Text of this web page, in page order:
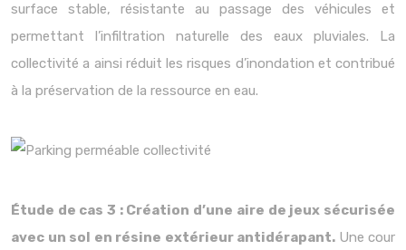
surface stable, résistante au passage des véhicules et
permettant l’infiltration naturelle des eaux pluviales. La
collectivité a ainsi réduit les risques d’inondation et contribué
à la préservation de la ressource en eau.
Étude de cas 3 : Création d’une aire de jeux sécurisée
avec un sol en résine extérieur antidérapant. Une cour